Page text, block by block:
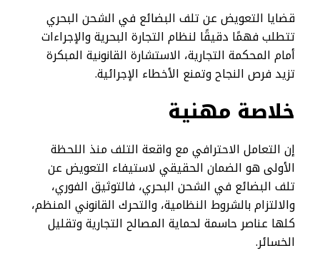
قضايا التعويض عن تلف البضائع في الشحن البحري
تتطلب فهمًا دقيقًا لنظام التجارة البحرية والإجراءات
أمام المحكمة التجارية، الاستشارة القانونية المبكرة
تزيد فرص النجاح وتمنع الأخطاء الإجرائية.
خلاصة مهنية
إن التعامل الاحترافي مع واقعة التلف منذ اللحظة
الأولى هو الضمان الحقيقي لاستيفاء التعويض عن
تلف البضائع في الشحن البحري، فالتوثيق الفوري،
والالتزام بالشروط النظامية، والتحرك القانوني المنظم،
كلها عناصر حاسمة لحماية المصالح التجارية وتقليل
الخسائر.